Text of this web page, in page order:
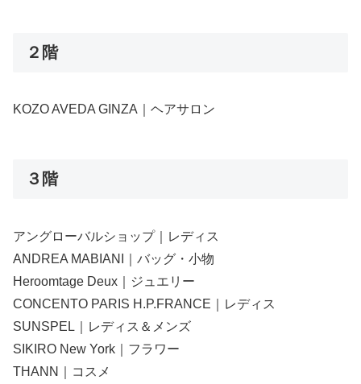
２階
KOZO AVEDA GINZA｜ヘアサロン
３階
アングローバルショップ｜レディス
ANDREA MABIANI｜バッグ・小物
Heroomtage Deux｜ジュエリー
CONCENTO PARIS H.P.FRANCE｜レディス
SUNSPEL｜レディス＆メンズ
SIKIRO New York｜フラワー
THANN｜コスメ